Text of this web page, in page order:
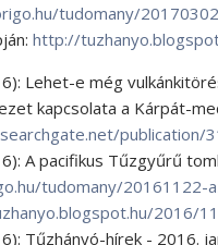
tudomany/
http://
Lehet-e még
kapcsolata a Kárpát-
publication/
A pacifikus Tűzgyűrű
tudomany/20161122-
2016/
Tűzhányó-hírek - 2016.